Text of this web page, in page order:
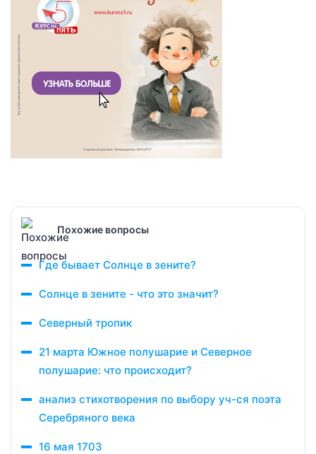
Похожие вопросы
Где бывает Солнце в зените?
Солнце в зените - что это значит?
Северный тропик
21 марта Южное полушарие и Северное
полушарие: что происходит?
анализ стихотворения по выбору уч-ся поэта
Серебряного века
16 мая 1703